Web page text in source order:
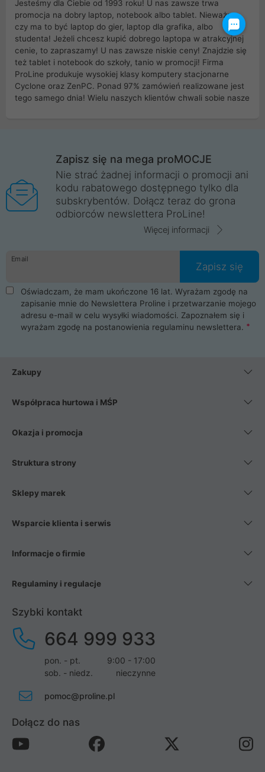
Jesteśmy dla Ciebie od 1993 roku! U nas zawsze trwa
promocja na dobry laptop, notebook albo tablet. Nieważne
czy ma to być laptop do gier, laptop dla grafika, albo
studenta! Jeżeli chcesz kupić dobrego laptopa w atrakcyjnej
cenie, to zapraszamy! U nas zawsze niskie ceny! Znajdzie się
też tablet i notebook do szkoły, tanio w promocji! Firma
ProLine produkuje wysokiej klasy komputery stacjonarne
Cyclone oraz ZenPC. Ponad 97% zamówień realizowane jest
tego samego dnia! Wielu naszych klientów chwali sobie nasze
Wrocław, Poznań, Legnica, Katowice, Gliwice, Kalisz, Bytom,
Trzebnica, Opole. Szybka i profesjonalna obsługa!
ProLine to polska firma ze 100% polskim kapitałem. Działamy
legalnie i płacimy podatki w naszym kraju! Posiadamy siedzibę
główną w Mirkowie oraz salony na terenie kraju. Cała
komunikacja ze sklepem komputerowym ProLine jest
danych osobowych. Dlatego zakup notebooka albo laptopa w
ProLine to czysta przyjemność i pełne bezpieczeństwo.
Zaopatrzysz się u nas w akcesoria i części komputerowe
takie jak procesory, karty graficzne, płyty główne, pamięci,
dyski SSD, M.2 oraz HDD. Nasi pracownicy pomogą Ci wybrać
najlepszy zasilacz komputerowy oraz obudowę do komputera.
Poza komputerami mamy również najlepsze na rynku
Smartfony takich producentów jak Xiaomi, Apple, Samsung i
wentylatory. Na koniec mając już to wszystko, możesz
Zapisz się na mega proMOCJE
Nie strać żadnej informacji o promocji ani
kodu rabatowego dostępnego tylko dla
subskrybentów. Dołącz teraz do grona
odbiorców newslettera ProLine!
Więcej informacji
Email
Zapisz się
Oświadczam, że mam ukończone 16 lat. Wyrażam zgodę na
zapisanie mnie do Newslettera Proline i przetwarzanie mojego
adresu e-mail w celu wysyłki wiadomości. Zapoznałem się i
wyrażam zgodę na postanowienia regulaminu newslettera.
Zakupy
Współpraca hurtowa i MŚP
Okazja i promocja
Struktura strony
Sklepy marek
Wsparcie klienta i serwis
Informacje o firmie
Regulaminy i regulacje
Szybki kontakt
664 999 933
pon. - pt.
9:00 - 17:00
sob. - niedz.
nieczynne
pomoc@proline.pl
Dołącz do nas